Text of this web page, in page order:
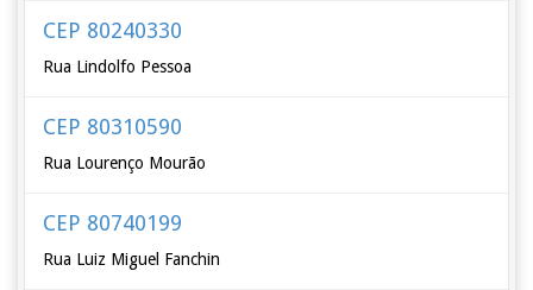
CEP 80240330
Rua Lindolfo Pessoa
CEP 80310590
Rua Lourenço Mourão
CEP 80740199
Rua Luiz Miguel Fanchin